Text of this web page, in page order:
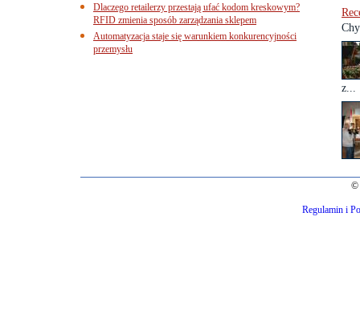
z...
Dlaczego retailerzy przestają ufać kodom kreskowym?
RFID zmienia sposób zarządzania sklepem
Automatyzacja staje się warunkiem konkurencyjności
przemysłu
©
Regulamin i